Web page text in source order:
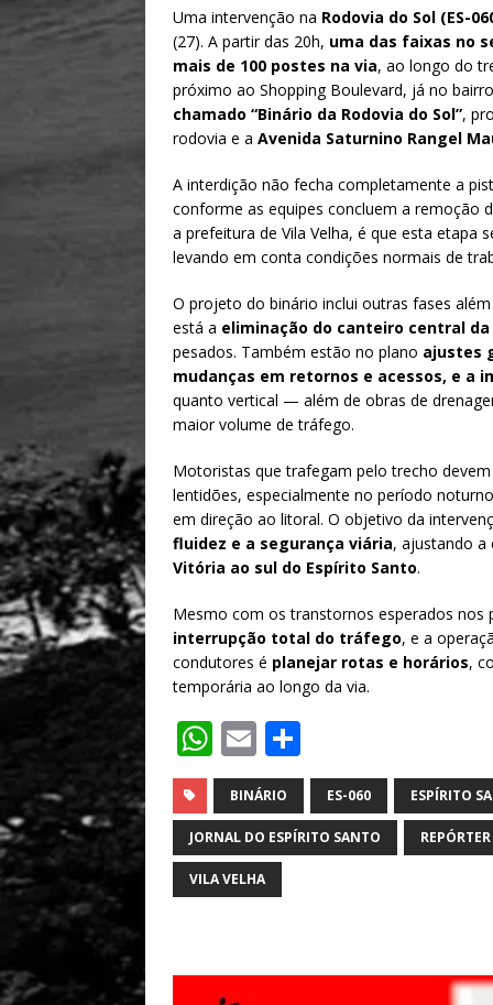
at
s
A
p
p
ai
l
ar
e
Uma intervenção na Rodovia do Sol (ES-
(27). A partir das 20h, uma das faixas no
mais de 100 postes na via, ao longo do
próximo ao Shopping Boulevard, já no
chamado “Binário da Rodovia do Sol”,
rodovia e a Avenida Saturnino Rangel
A interdição não fecha completamente a
conforme as equipes concluem a remoção
a prefeitura de Vila Velha, é que esta etapa
levando em conta condições normais de
O projeto do binário inclui outras fases
está a eliminação do canteiro central da
pesados. Também estão no plano ajustes
mudanças em retornos e acessos, e a
quanto vertical — além de obras de
maior volume de tráfego.
Motoristas que trafegam pelo trecho
lentidões, especialmente no período
em direção ao litoral. O objetivo da
fluidez e a segurança viária, ajustando a
Vitória ao sul do Espírito Santo.
Mesmo com os transtornos esperados nos
interrupção total do tráfego, e a
condutores é planejar rotas e horários,
temporária ao longo da via.
W
h
at
s
A
E
m
ai
l
h
ar
e
BINÁRIO ES-060 ESPÍRITO
JORNAL DO ESPÍRITO SANTO
VILA VELHA